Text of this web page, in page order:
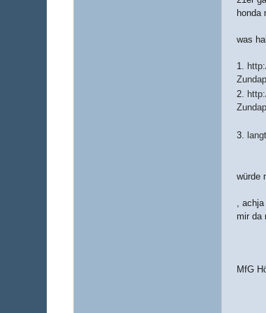
honda
was
1.
2.
3.
würde
,
mir da
MfG